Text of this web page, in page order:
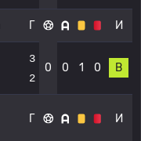
Г И
3
2
0 0 1 0 В
Г И